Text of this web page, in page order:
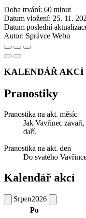
Doba trvání: 60 minut
Datum vložení: 25. 11.
Datum poslední
Autor: Správce Webu
KALENDÁŘ AKCÍ
Pranostiky
Pranostika na akt. měsíc
Jak Vavřinec
daří.
Pranostika na akt. den
Do svatého
Kalendář akcí
Srpen2026
Po